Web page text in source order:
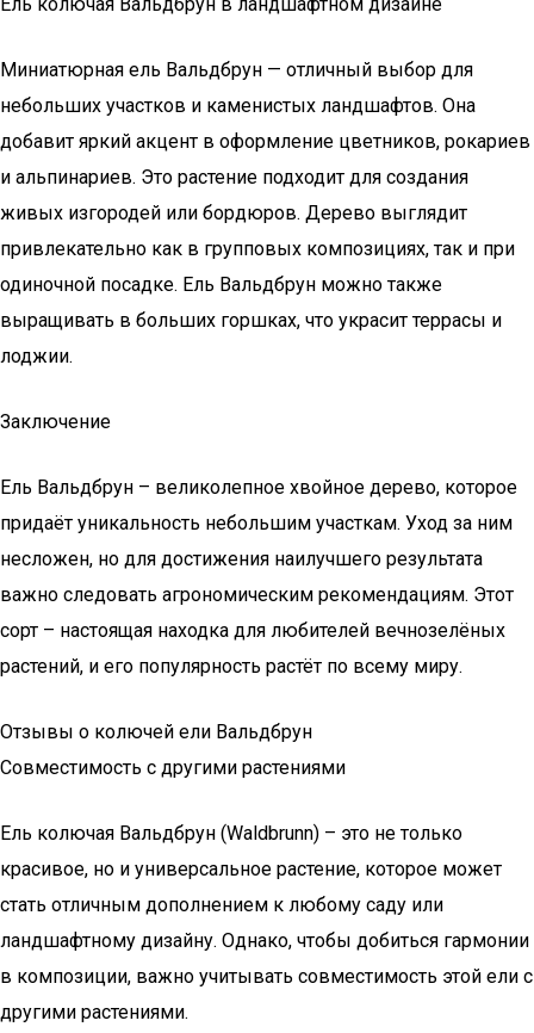
Миниатюрная ель Вальдбрун — отличный выбор для
небольших участков и каменистых ландшафтов. Она
добавит яркий акцент в оформление цветников, рокариев
и альпинариев. Это растение подходит для создания
живых изгородей или бордюров. Дерево выглядит
привлекательно как в групповых композициях, так и при
одиночной посадке. Ель Вальдбрун можно также
выращивать в больших горшках, что украсит террасы и
лоджии.
Заключение
Ель Вальдбрун – великолепное хвойное дерево, которое
придаёт уникальность небольшим участкам. Уход за ним
несложен, но для достижения наилучшего результата
важно следовать агрономическим рекомендациям. Этот
сорт – настоящая находка для любителей вечнозелёных
растений, и его популярность растёт по всему миру.
Отзывы о колючей ели Вальдбрун
Совместимость с другими растениями
Ель колючая Вальдбрун (Waldbrunn) – это не только
красивое, но и универсальное растение, которое может
стать отличным дополнением к любому саду или
ландшафтному дизайну. Однако, чтобы добиться гармонии
в композиции, важно учитывать совместимость этой ели с
другими растениями.